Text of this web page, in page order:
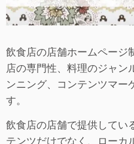
飲食店の店舗ホームページ
店の専門性、料理のジャン
ンニング、コンテンツマー
す。
飲食店の店舗で提供してい
テンツだけでなく、ローカ